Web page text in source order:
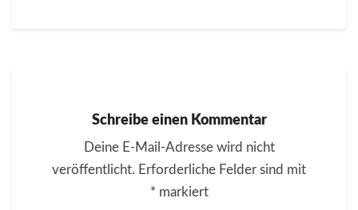
Schreibe einen Kommentar
Deine E-Mail-Adresse wird nicht
veröffentlicht. Erforderliche Felder sind mit
* markiert